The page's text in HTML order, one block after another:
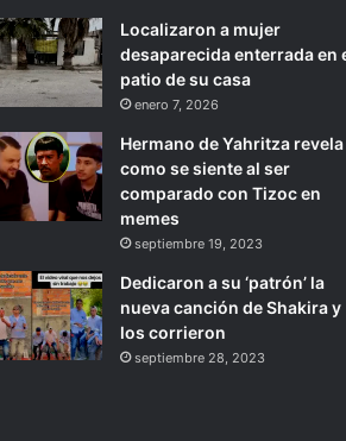
Localizaron a mujer
desaparecida enterrada en
patio de su casa
enero 7, 2026
Hermano de Yahritza revela
como se siente al ser
comparado con Tizoc en
memes
septiembre 19, 2023
Dedicaron a su ‘patrón’ la
nueva canción de Shakira y
los corrieron
septiembre 28, 2023